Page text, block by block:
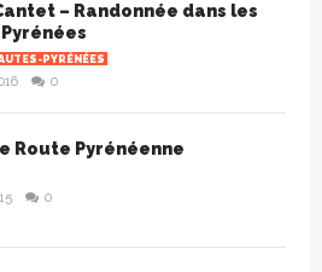
– Randonnée dans les
PYRÉNÉES
0
Route Pyrénéenne
0